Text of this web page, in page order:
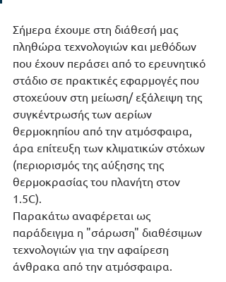
Σήμερα έχουμε στη διάθεσή μας
πληθώρα τεχνολογιών και μεθόδων
που έχουν περάσει από το ερευνητικό
στάδιο σε πρακτικές εφαρμογές που
στοχεύουν στη μείωση/ εξάλειψη της
συγκέντρωσής των αερίων
θερμοκηπίου από την ατμόσφαιρα,
άρα επίτευξη των κλιματικών στόχων
(περιορισμός της αύξησης της
θερμοκρασίας του πλανήτη στον
1.5C).
Παρακάτω αναφέρεται ως
παράδειγμα η "σάρωση" διαθέσιμων
τεχνολογιών για την αφαίρεση
άνθρακα από την ατμόσφαιρα.